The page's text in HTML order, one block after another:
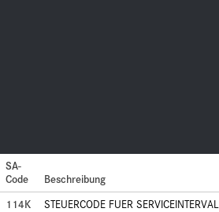
SA-
Code
Beschreibung
114K
STEUERCODE FUER